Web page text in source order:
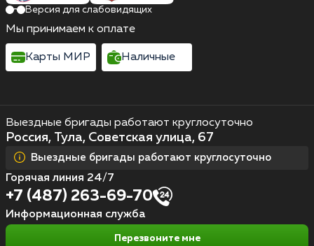
Выездные бригады работают круглосуточно
Россия, Тула, Советская улица, 67
Выездные бригады работают круглосуточно
Горячая линия 24/7
+7 (487) 263-69-70
Информационная служба
Перезвоните мне
Версия для слабовидящих
Мы принимаем к оплате
Карты МИР Наличные